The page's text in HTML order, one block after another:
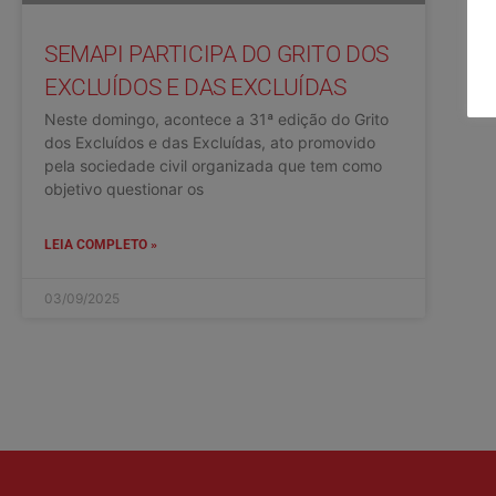
SEMAPI PARTICIPA DO GRITO DOS
EXCLUÍDOS E DAS EXCLUÍDAS
Neste domingo, acontece a 31ª edição do Grito
dos Excluídos e das Excluídas, ato promovido
pela sociedade civil organizada que tem como
objetivo questionar os
LEIA COMPLETO »
03/09/2025